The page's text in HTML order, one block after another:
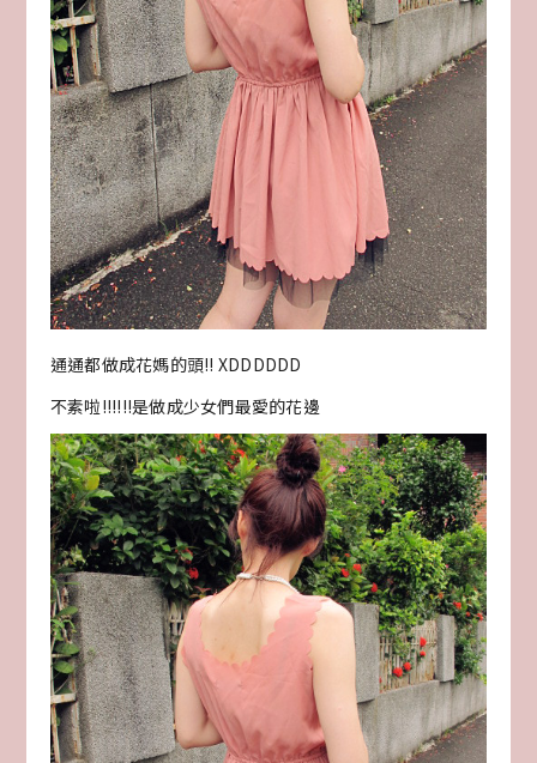
通通都做成花媽的頭!! XDDDDDD
不素啦!!!!!!是做成少女們最愛的花邊